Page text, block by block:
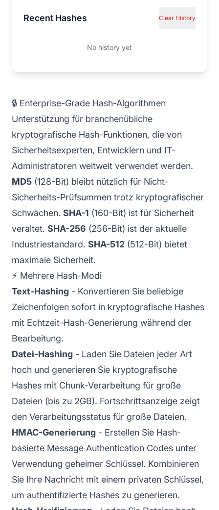
Recent Hashes Clear History
No history yet
🔒 Enterprise-Grade Hash-Algorithmen
Unterstützung für branchenübliche
kryptografische Hash-Funktionen, die von
Sicherheitsexperten, Entwicklern und IT-
Administratoren weltweit verwendet werden.
MD5 (128-Bit) bleibt nützlich für Nicht-
Sicherheits-Prüfsummen trotz kryptografischer
Schwächen. SHA-1 (160-Bit) ist für Sicherheit
veraltet. SHA-256 (256-Bit) ist der aktuelle
Industriestandard. SHA-512 (512-Bit) bietet
maximale Sicherheit.
⚡ Mehrere Hash-Modi
Text-Hashing - Konvertieren Sie beliebige
Zeichenfolgen sofort in kryptografische Hashes
mit Echtzeit-Hash-Generierung während der
Bearbeitung.
Datei-Hashing - Laden Sie Dateien jeder Art
hoch und generieren Sie kryptografische
Hashes mit Chunk-Verarbeitung für große
Dateien (bis zu 2GB). Fortschrittsanzeige zeigt
den Verarbeitungsstatus für große Dateien.
HMAC-Generierung - Erstellen Sie Hash-
basierte Message Authentication Codes unter
Verwendung geheimer Schlüssel. Kombinieren
Sie Ihre Nachricht mit einem privaten Schlüssel,
um authentifizierte Hashes zu generieren.